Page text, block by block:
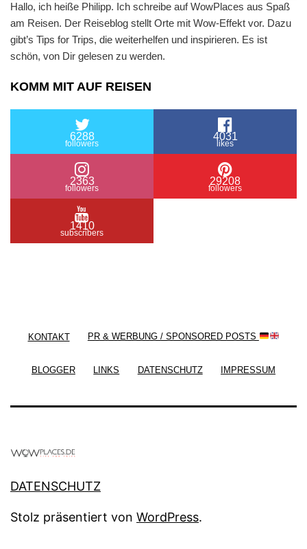
Hallo, ich heiße Philipp. Ich schreibe auf WowPlaces aus Spaß
am Reisen. Der Reiseblog stellt Orte mit Wow-Effekt vor. Dazu
gibt’s Tips for Trips, die weiterhelfen und inspirieren. Es ist
schön, von Dir gelesen zu werden.
KOMM MIT AUF REISEN
6288
followers
4031
likes
2363
followers
29208
followers
1410
subscribers
KONTAKT PR & WERBUNG / SPONSORED POSTS
BLOGGER LINKS DATENSCHUTZ IMPRESSUM
DATENSCHUTZ
Stolz präsentiert von WordPress.